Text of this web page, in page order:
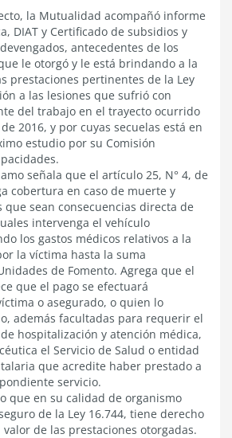
la Mutualidad acompañó informe
DIAT y Certificado de subsidios y
antecedentes de los
le otorgó y le está brindando a la
prestaciones pertinentes de la Ley
a las lesiones que sufrió con
del trabajo en el trayecto ocurrido
2016, y por cuyas secuelas está en
estudio por su Comisión
señala que el artículo 25, N° 4, de
cobertura en caso de muerte y
que sean consecuencias directa de
intervenga el vehículo
los gastos médicos relativos a la
la víctima hasta la suma
de Fomento. Agrega que el
que el pago se efectuará
o asegurado, o quien lo
además facultadas para requerir el
hospitalización y atención médica,
el Servicio de Salud o entidad
que acredite haber prestado a
servicio.
que en su calidad de organismo
de la Ley 16.744, tiene derecho
valor de las prestaciones otorgadas.